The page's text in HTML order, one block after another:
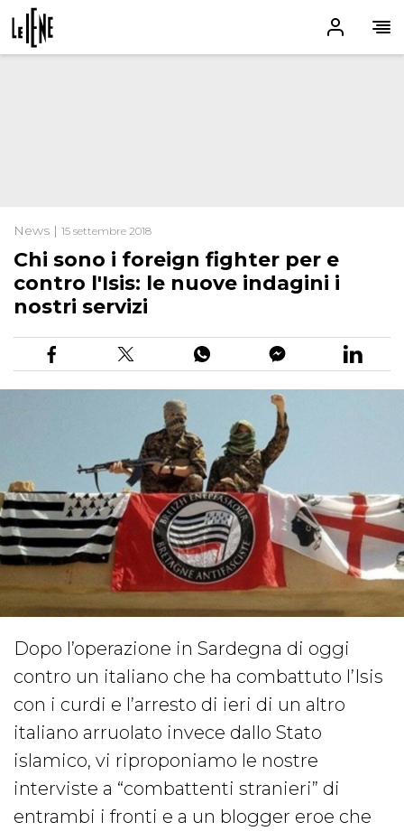
News | 15 settembre 2018
Chi sono i foreign fighter per e
contro l'Isis: le nuove indagini i
nostri servizi
Dopo l’operazione in Sardegna di oggi
contro un italiano che ha combattuto l’Isis
con i curdi e l’arresto di ieri di un altro
italiano arruolato invece dallo Stato
islamico, vi riproponiamo le nostre
interviste a “combattenti stranieri” di
entrambi i fronti e a un blogger eroe che